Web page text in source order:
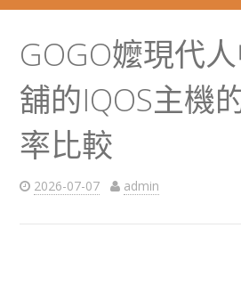
GOGO嬤現代
舖的IQOS主機
率比較
2026-07-07 admin